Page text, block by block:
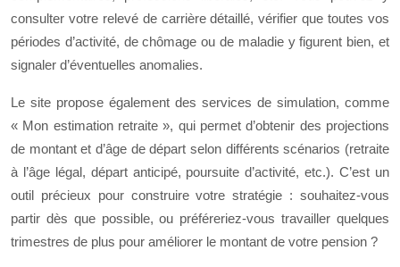
consulter votre relevé de carrière détaillé, vérifier que toutes vos
périodes d’activité, de chômage ou de maladie y figurent bien, et
signaler d’éventuelles anomalies.
Le site propose également des services de simulation, comme
« Mon estimation retraite », qui permet d’obtenir des projections
de montant et d’âge de départ selon différents scénarios (retraite
à l’âge légal, départ anticipé, poursuite d’activité, etc.). C’est un
outil précieux pour construire votre stratégie : souhaitez-vous
partir dès que possible, ou préféreriez-vous travailler quelques
trimestres de plus pour améliorer le montant de votre pension ?